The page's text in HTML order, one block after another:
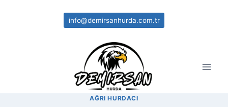
info@demirsanhurda.com.tr
AĞRI HURDACI